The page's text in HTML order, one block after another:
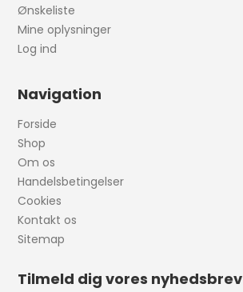
Ønskeliste
Mine oplysninger
Log ind
Navigation
Forside
Shop
Om os
Handelsbetingelser
Cookies
Kontakt os
Sitemap
Tilmeld dig vores nyhedsbrev